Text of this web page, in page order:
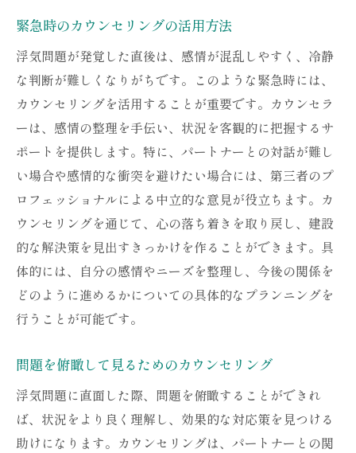
緊急時のカウンセリングの活用方法
浮気問題が発覚した直後は、感情が混乱しやすく、冷静
な判断が難しくなりがちです。このような緊急時には、
カウンセリングを活用することが重要です。カウンセラ
ーは、感情の整理を手伝い、状況を客観的に把握するサ
ポートを提供します。特に、パートナーとの対話が難し
い場合や感情的な衝突を避けたい場合には、第三者のプ
ロフェッショナルによる中立的な意見が役立ちます。カ
ウンセリングを通じて、心の落ち着きを取り戻し、建設
的な解決策を見出すきっかけを作ることができます。具
体的には、自分の感情やニーズを整理し、今後の関係を
どのように進めるかについての具体的なプランニングを
行うことが可能です。
問題を俯瞰して見るためのカウンセリング
浮気問題に直面した際、問題を俯瞰することができれ
ば、状況をより良く理解し、効果的な対応策を見つける
助けになります。カウンセリングは、パートナーとの関